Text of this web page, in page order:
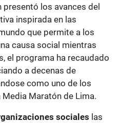
los avances del
inspirada en las
que permite a los
causa social mientras
el programa ha recaudado
a decenas de
como uno de los
Maratón de Lima.
sociales las